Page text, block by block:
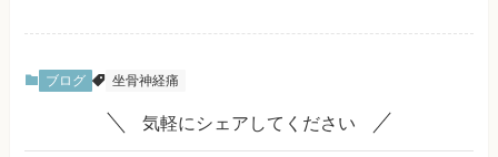
ブログ 坐骨神経痛
気軽にシェアしてください